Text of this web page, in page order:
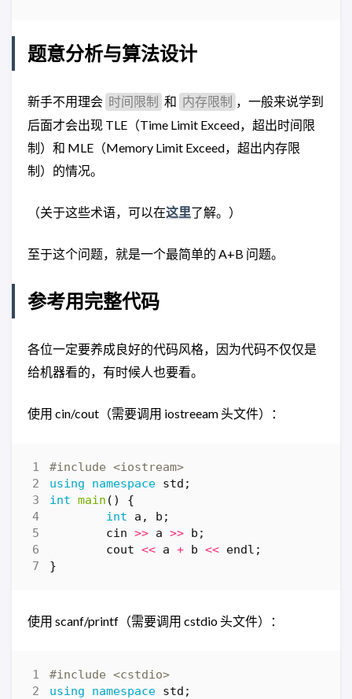
题意分析与算法设计
新手不用理会 时间限制 和 内存限制 ，一般来说学到
后面才会出现 TLE（Time Limit Exceed，超出时间限
制）和 MLE（Memory Limit Exceed，超出内存限
制）的情况。
（关于这些术语，可以在这里了解。）
至于这个问题，就是一个最简单的 A+B 问题。
参考用完整代码
各位一定要养成良好的代码风格，因为代码不仅仅是
给机器看的，有时候人也要看。
使用 cin/cout（需要调用 iostreeam 头文件）：
#include <iostream>
using
namespace std ;
int main ()
{
int
a , b ;
cin >> a >> b ;
cout << a + b << endl ;
}
使用 scanf/printf（需要调用 cstdio 头文件）：
#include <cstdio>
using
namespace std ;